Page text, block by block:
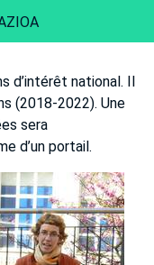
d’intérêt national. Il
(2018-2022). Une
sera
d’un portail.